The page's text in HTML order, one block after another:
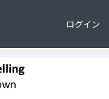
ログイン